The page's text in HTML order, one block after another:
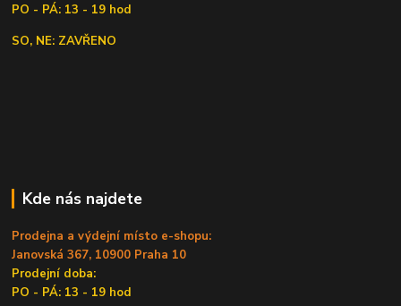
PO - PÁ: 13 - 19 hod
SO, NE: ZAVŘENO
Kde nás najdete
Prodejna a výdejní místo e-shopu:
Janovská 367, 10900 Praha 10
Prodejní doba:
PO - PÁ: 13 - 19 hod